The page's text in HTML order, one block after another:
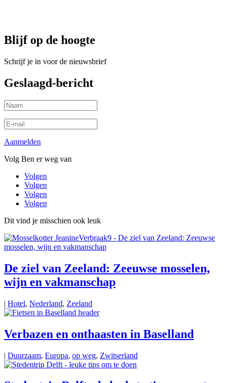
Blijf op de hoogte
Schrijf je in voor de nieuwsbrief
Geslaagd-bericht
Aanmelden
Volg Ben er weg van
Volgen
Volgen
Volgen
Volgen
Dit vind je misschien ook leuk
De ziel van Zeeland: Zeeuwse mosselen,
wijn en vakmanschap
| Hotel, Nederland, Zeeland
Verbazen en onthaasten in Baselland
| Duurzaam, Europa, op weg, Zwitserland